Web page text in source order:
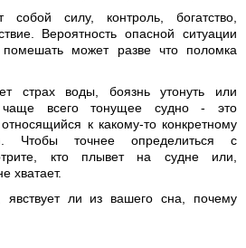
собой силу, контроль, богатство,
Вероятность опасной ситуации
может разве что поломка
страх воды, боязнь утонуть или
чаще всего тонущее судно - это
к какому-то конкретному
Чтобы точнее определиться с
кто плывет на судне или,
хватает.
явствует ли из вашего сна, почему